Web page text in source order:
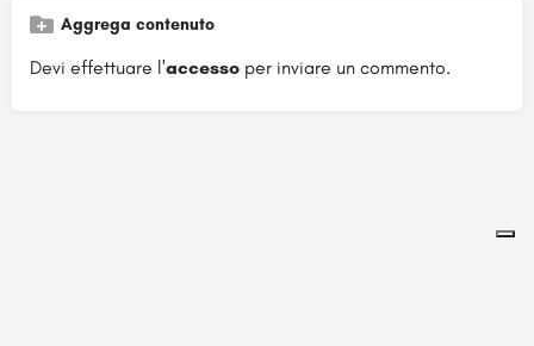
Aggrega contenuto
Devi effettuare l'accesso per inviare un commento.